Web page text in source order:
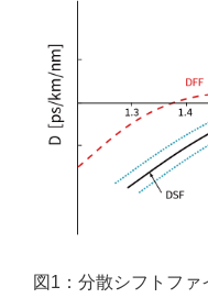
図1：分散シフトフ